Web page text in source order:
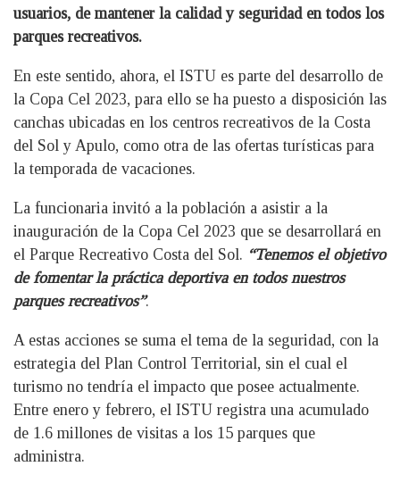
usuarios, de mantener la calidad y seguridad en todos los
parques recreativos.
En este sentido, ahora, el ISTU es parte del desarrollo de
la Copa Cel 2023, para ello se ha puesto a disposición las
canchas ubicadas en los centros recreativos de la Costa
del Sol y Apulo, como otra de las ofertas turísticas para
la temporada de vacaciones.
La funcionaria invitó a la población a asistir a la
inauguración de la Copa Cel 2023 que se desarrollará en
el Parque Recreativo Costa del Sol. “Tenemos el objetivo
de fomentar la práctica deportiva en todos nuestros
parques recreativos”.
A estas acciones se suma el tema de la seguridad, con la
estrategia del Plan Control Territorial, sin el cual el
turismo no tendría el impacto que posee actualmente.
Entre enero y febrero, el ISTU registra una acumulado
de 1.6 millones de visitas a los 15 parques que
administra.